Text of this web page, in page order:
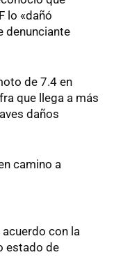
lo «dañó
denunciante
de 7.4 en
que llega a más
daños
camino a
acuerdo con la
estado de